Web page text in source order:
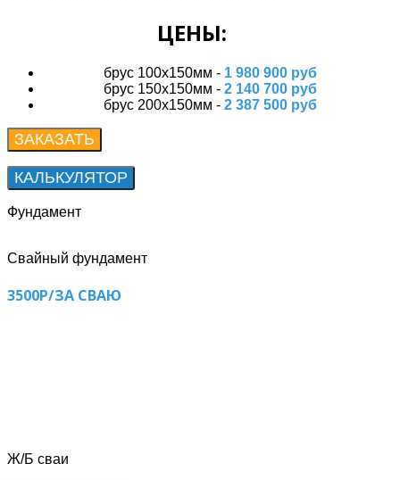
ЦЕНЫ:
брус 100х150мм - 1 980 900 руб
брус 150х150мм - 2 140 700 руб
брус 200х150мм - 2 387 500 руб
Фундамент
Свайный фундамент
3500Р/ЗА СВАЮ
Ж/Б сваи